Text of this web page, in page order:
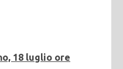
18 luglio ore